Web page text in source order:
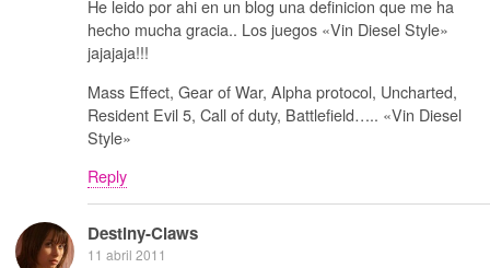
He leido por ahi en un blog una definicion que me ha
hecho mucha gracia.. Los juegos «Vin Diesel Style»
jajajaja!!!
Mass Effect, Gear of War, Alpha protocol, Uncharted,
Resident Evil 5, Call of duty, Battlefield….. «Vin Diesel
Style»
Reply
Destiny-Claws
11 abril 2011